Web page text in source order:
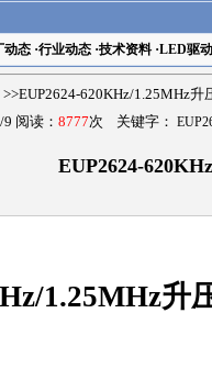
动态·行业动态·技术资料·LED驱动
>>EUP2624-620KHz/1.25MHz
阅读： 8777次 关键字：
EUP2624-
1.25MHz升